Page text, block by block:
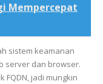
Mempercepat
sistem keamanan
server dan browser.
FQDN, jadi mungkin